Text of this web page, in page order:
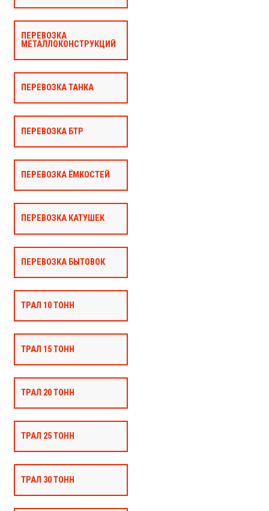
ПЕРЕВОЗКА
МЕТАЛЛОКОНСТРУКЦИЙ
ПЕРЕВОЗКА ТАНКА
ПЕРЕВОЗКА БТР
ПЕРЕВОЗКА ЁМКОСТЕЙ
ПЕРЕВОЗКА КАТУШЕК
ПЕРЕВОЗКА БЫТОВОК
ТРАЛ 10 ТОНН
ТРАЛ 15 ТОНН
ТРАЛ 20 ТОНН
ТРАЛ 25 ТОНН
ТРАЛ 30 ТОНН